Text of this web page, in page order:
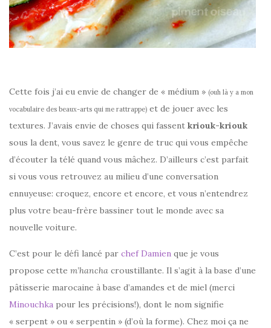
Cette fois j’ai eu envie de changer de « médium » (ouh là y a mon
vocabulaire des beaux-arts qui me rattrappe) et de jouer avec les
textures. J’avais envie de choses qui fassent kriouk-kriouk
sous la dent, vous savez le genre de truc qui vous empêche
d’écouter la télé quand vous mâchez. D’ailleurs c’est parfait
si vous vous retrouvez au milieu d’une conversation
ennuyeuse: croquez, encore et encore, et vous n’entendrez
plus votre beau-frère bassiner tout le monde avec sa
nouvelle voiture.
C’est pour le défi lancé par chef Damien que je vous
propose cette m’hancha croustillante. Il s’agit à la base d’une
pâtisserie marocaine à base d’amandes et de miel (merci
Minouchka pour les précisions!), dont le nom signifie
« serpent » ou « serpentin » (d’où la forme). Chez moi ça ne